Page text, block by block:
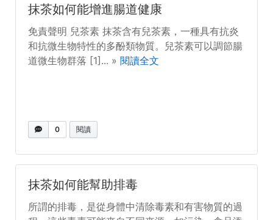
抹茶如何能增進腸道健康
免責聲明 兒茶素 抹茶含有兒茶素，一種具有抗炎
和抗微生物特性的多酚類物質。兒茶素可以調節腸
道微生物群落 [1]... » 閱讀全文
0 閱讀
抹茶如何能幫助排毒
所謂的排毒，是從身體中清除毒素和有害物質的過